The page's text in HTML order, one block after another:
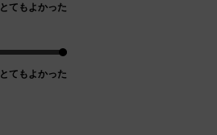
とてもよかった
とてもよかった